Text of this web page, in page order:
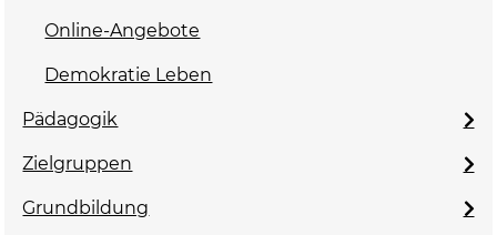
Online-Angebote
Demokratie Leben
Pädagogik
Zielgruppen
Grundbildung